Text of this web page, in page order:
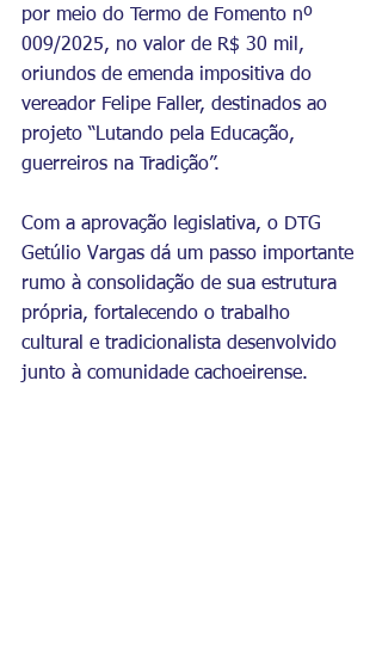
por meio do Termo de Fomento nº
009/2025, no valor de R$ 30 mil,
oriundos de emenda impositiva do
vereador Felipe Faller, destinados ao
projeto “Lutando pela Educação,
guerreiros na Tradição”.
Com a aprovação legislativa, o DTG
Getúlio Vargas dá um passo importante
rumo à consolidação de sua estrutura
própria, fortalecendo o trabalho
cultural e tradicionalista desenvolvido
junto à comunidade cachoeirense.